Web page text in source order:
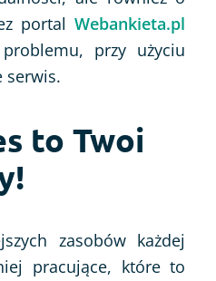
portalWebankieta.pl
przy użyciu
serwis.
to Twoi
zasobów każdej
pracujące, które to